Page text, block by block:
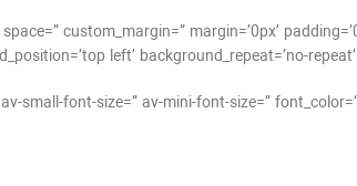
custom_margin=” margin=’0px’
left’ background_repeat=’no-